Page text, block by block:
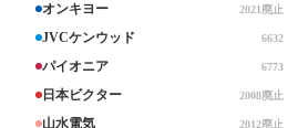
オンキヨー 2021廃止
JVCケンウッド 6632
パイオニア 6773
日本ビクター 2008廃止
山水電気 2012廃止